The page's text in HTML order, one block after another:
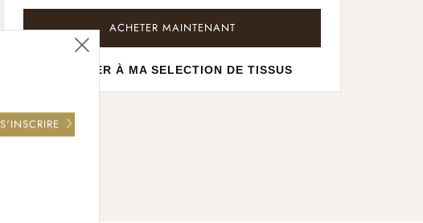
ACHETER MAINTENANT
AJOUTER À MA SELECTION DE TISSUS
Fermer
S'INSCRIRE